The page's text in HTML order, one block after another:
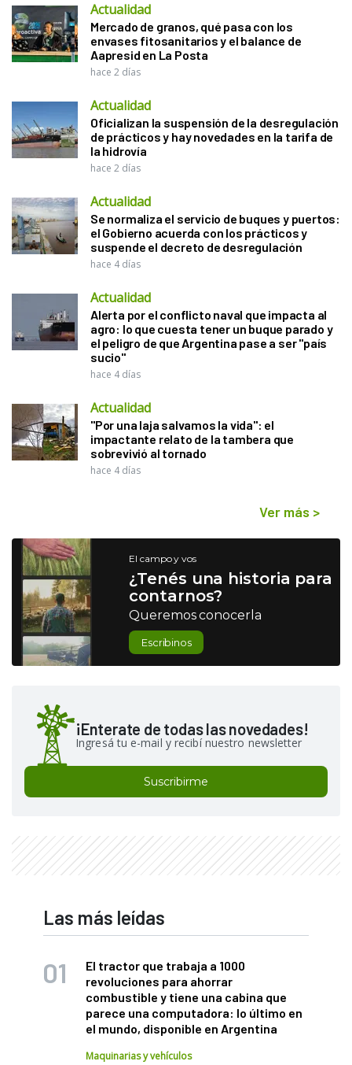
Actualidad
Mercado de granos, qué pasa con los
envases fitosanitarios y el balance de
Aapresid en La Posta
hace 2 días
Actualidad
Oficializan la suspensión de la desregulación
de prácticos y hay novedades en la tarifa de
la hidrovía
hace 2 días
Actualidad
Se normaliza el servicio de buques y puertos:
el Gobierno acuerda con los prácticos y
suspende el decreto de desregulación
hace 4 días
Actualidad
Alerta por el conflicto naval que impacta al
agro: lo que cuesta tener un buque parado y
el peligro de que Argentina pase a ser "país
sucio"
hace 4 días
Actualidad
"Por una laja salvamos la vida": el
impactante relato de la tambera que
sobrevivió al tornado
hace 4 días
Ver más >
El campo y vos
¿Tenés una historia para
contarnos?
Queremos conocerla
Escribinos
¡Enterate de todas las novedades!
Ingresá tu e-mail y recibí nuestro newsletter
Suscribirme
Las más leídas
El tractor que trabaja a 1000
revoluciones para ahorrar
combustible y tiene una cabina que
parece una computadora: lo último en
el mundo, disponible en Argentina
Maquinarias y vehículos